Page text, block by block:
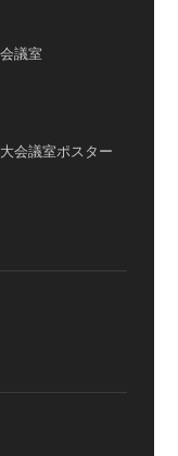
議室
会議室ポスター